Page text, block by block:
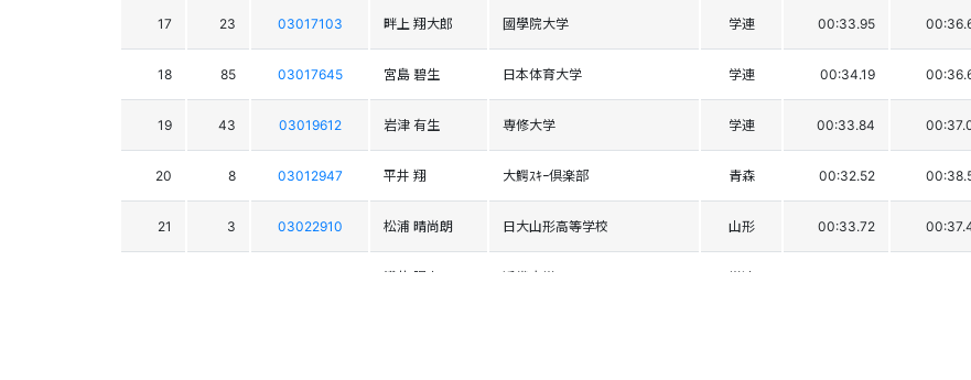
17 23 03017103 畔上 翔大郎 國學院大学 学連 00:33.95
18 85 03017645 宮島 碧生 日本体育大学 学連 00:34.19
19 43 03019612 岩津 有生 専修大学 学連 00:33.84
20 8 03012947 平井 翔 大鰐ｽｷｰ倶楽部 青森 00:32.52
21 3 03022910 松浦 晴尚朗 日大山形高等学校 山形 00:33.72
溝井 陽向 近畿大学 学連